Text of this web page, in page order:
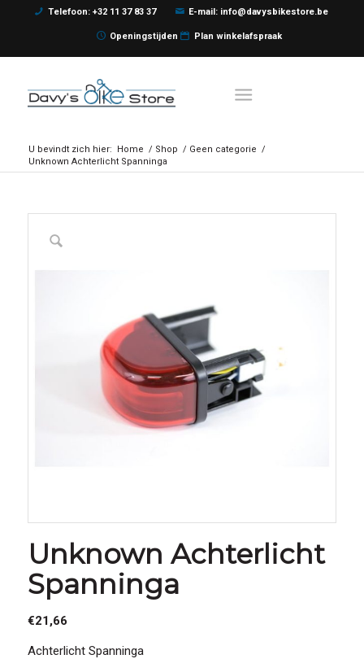
Telefoon: +32 11 37 83 37 E-mail: info@davysbikestore.be
Openingstijden Plan winkelafspraak
U bevindt zich hier: Home / Shop / Geen categorie /
Unknown Achterlicht Spanninga
Unknown Achterlicht
Spanninga
€21,66
Achterlicht Spanninga